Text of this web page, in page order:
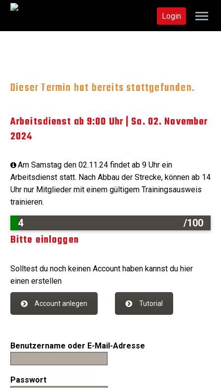
Login
Dieser Termin hat bereits stattgefunden.
Arbeitsdienst ab 9:00 Uhr | Sa. 02. November
2024
Am Samstag den 02.11.24 findet ab 9 Uhr ein
Arbeitsdienst statt. Nach Abbau der Strecke, können ab 14
Uhr nur Mitglieder mit einem gültigem Trainingsausweis
trainieren.
4 /100
Bitte einloggen
Solltest du noch keinen Account haben kannst du hier
einen erstellen
Account anlegen Tutorial
Benutzername oder E-Mail-Adresse
Passwort